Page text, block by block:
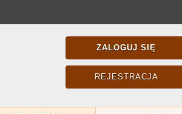
ZALOGUJ SIĘ
REJESTRACJA